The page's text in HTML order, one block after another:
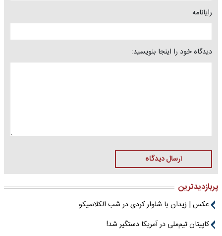
رایانامه
دیدگاه خود را اینجا بنویسید:
ارسال دیدگاه
پربازدیدترین
عکس | زیدان با شلوار کردی در شب الکلاسیکو
کاپیتان تیم‌ملی در آمریکا دستگیر شد!